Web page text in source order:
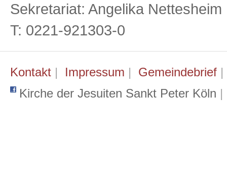
Sekretariat: Angelika
T: 0221-921303-0
Kontakt | Impressum | Gemeindebrief
Kirche der Jesuiten Sankt Peter Köln